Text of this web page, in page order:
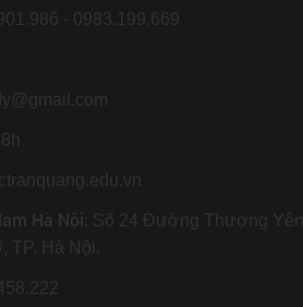
- 0983.199.669
Hà Nội: Số 24 Đường Thượng
TP. Hà Nội.